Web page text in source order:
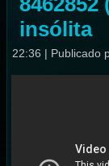
insólita
22:36 | Publicado